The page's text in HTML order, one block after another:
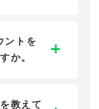
ントを
か。
教えて